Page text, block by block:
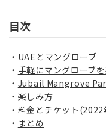
目次
UAEとマングローブ
手軽にマングローブ
Jubail Mangrove
楽しみ方
料金とチケット
まとめ